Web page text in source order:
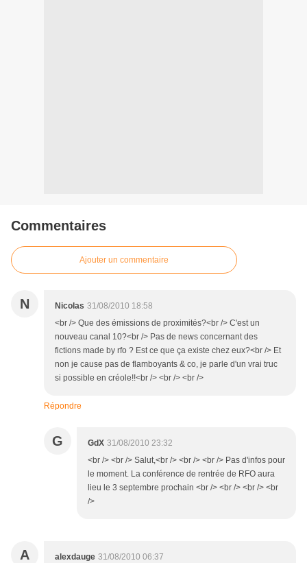
Commentaires
Ajouter un commentaire
N Nicolas 31/08/2010 18:58
<br /> Que des émissions de proximités?<br /> C'est un
nouveau canal 10?<br /> Pas de news concernant des
fictions made by rfo ? Est ce que ça existe chez eux?<br /> Et
non je cause pas de flamboyants & co, je parle d'un vrai truc
si possible en créole!!<br /> <br /> <br />
Répondre
G GdX 31/08/2010 23:32
<br /> <br /> Salut,<br /> <br /> <br /> Pas d'infos pour
le moment. La conférence de rentrée de RFO aura
lieu le 3 septembre prochain <br /> <br /> <br /> <br
/>
A alexdauge 31/08/2010 06:37